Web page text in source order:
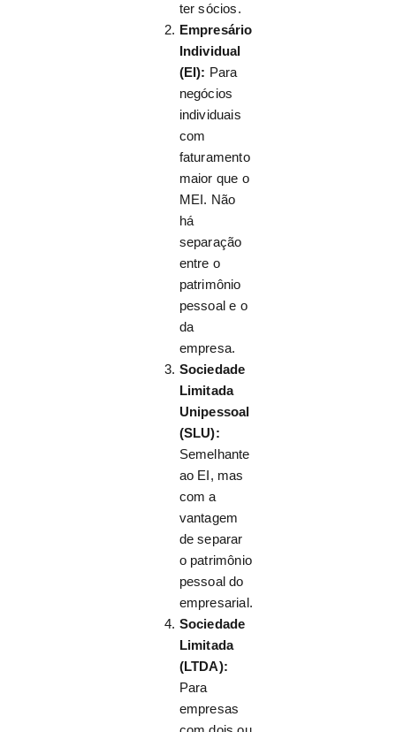
ter sócios.
Empresário
Individual
(EI): Para
negócios
individuais
com
faturamento
maior que o
MEI. Não
há
separação
entre o
patrimônio
pessoal e o
da
empresa.
Sociedade
Limitada
Unipessoal
(SLU):
Semelhante
ao EI, mas
com a
vantagem
de separar
o patrimônio
pessoal do
empresarial.
Sociedade
Limitada
(LTDA):
Para
empresas